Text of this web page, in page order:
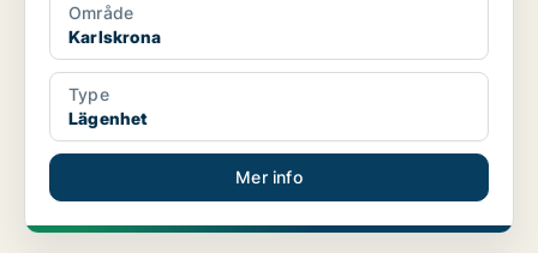
Område
Karlskrona
Type
Lägenhet
Mer info